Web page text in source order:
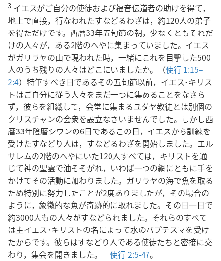
3 イエスがご自分の使徒および福音伝道者の助けを得て，
地上で直接，行なわれたすなどるわざは，約120人の弟子
を得ただけです。西暦33年五旬節の朝，少なくともそれだ
けの人々が，ある2階のへやに集まっていました。イエス
がガリラヤの山で現われた時，一緒にこれを目撃した500
人のうち残りの人々はどこにいましたか。（使行 1:15–
2:4）特筆すべき日であるその五旬節以前，イエス･キリス
トはご自分に従う人々をまだ一つに集めることをなさら
ず，彼らを組織して，会堂に集まるユダヤ教徒とは別個の
クリスチャンの会衆を設立なさいませんでした。しかし西
暦33年陰暦シワンの6日であるこの日，イエスから訓練を
受けたすなどり人は，すなどるわざを開始しました。エル
サレムの2階のへやにいた120人すべては，キリストを通
じて神の聖霊で油そそがれ，いわば一つの網にともに手を
かけてその活動に加わりました。ガリラヤの海で魚を取る
ため特別に努力したことが2度ありましたが，その場合の
ように，象徴的な魚が奇跡的に取れました。その日一日で
約3000人もの人々がすなどられました。それらのすべて
は主イエス･キリストの名によって水のバプテスマを受け
たからです。彼らはすなどり人である使徒たちと密接に交
わり，集会を開きました。―使行 2:5-47。